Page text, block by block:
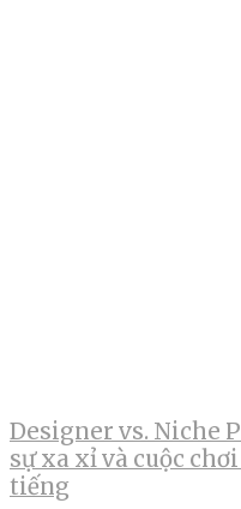
Designer vs. Niche
sự xa xỉ và cuộc
tiếng